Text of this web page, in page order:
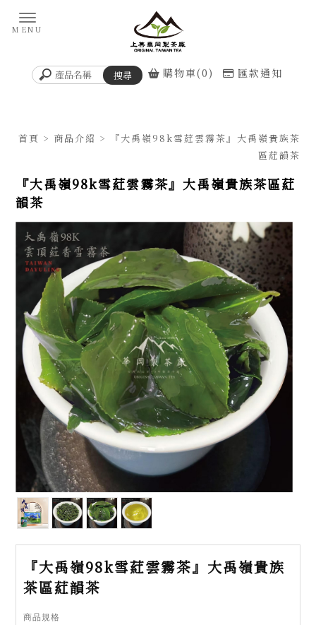
購物車(0) 匯款通知
首頁 > 商品介紹 > 『大禹嶺98k雪葒雲霧茶』大禹嶺貴族茶
區葒韻茶
『大禹嶺98k雪葒雲霧茶』大禹嶺貴族茶區葒
韻茶
『大禹嶺98k雪葒雲霧茶』大禹嶺貴族
茶區葒韻茶
商品規格